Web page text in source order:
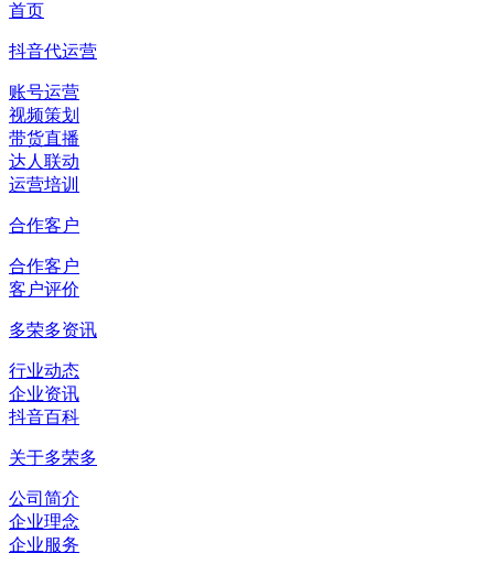
首页
抖音代运营
账号运营
视频策划
带货直播
达人联动
运营培训
合作客户
合作客户
客户评价
多荣多资讯
行业动态
企业资讯
抖音百科
关于多荣多
公司简介
企业理念
企业服务